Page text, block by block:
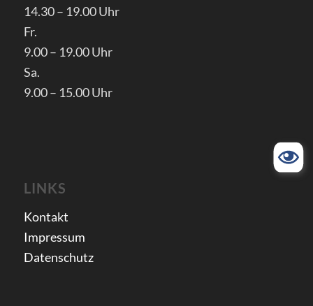
14.30 – 19.00 Uhr
Fr.
9.00 – 19.00 Uhr
Sa.
9.00 – 15.00 Uhr
LINKS
Kontakt
Impressum
Datenschutz